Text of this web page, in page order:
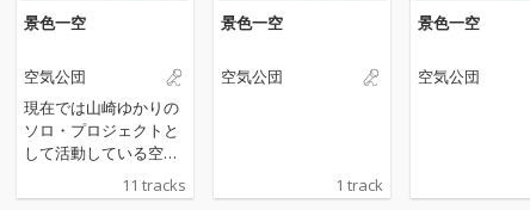
景色一空
空気公団
現在では山崎ゆかりの
ソロ・プロジェクトと
して活動している空気
公団の2年半ぶりとな
るアルバム。 アッパー
11 tracks
景色一空
空気公団
1 track
景色一空
空気公団